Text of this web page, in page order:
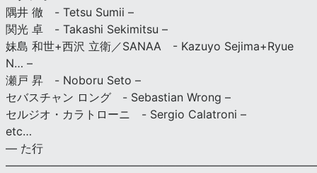
隅井 徹 - Tetsu Sumii –
関光 卓 - Takashi Sekimitsu –
妹島 和世+西沢 立衛／SANAA - Kazuyo Sejima+Ryue
N… –
瀬戸 昇 - Noboru Seto –
セバスチャン ロング - Sebastian Wrong –
セルジオ・カラトローニ - Sergio Calatroni –
etc…
— た行